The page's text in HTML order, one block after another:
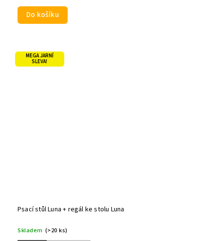
Do košíku
MEGA JARNÍ
SLEVA!
Psací stůl Luna + regál ke stolu Luna
Skladem (>20 ks)